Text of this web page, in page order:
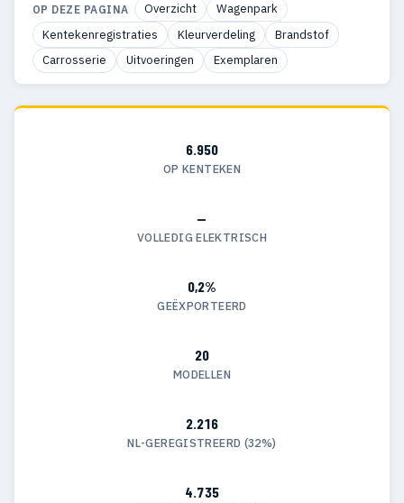
OP DEZE PAGINA Overzicht
Wagenpark
Kentekenregistraties
Kleurverdeling
Brandstof
Carrosserie
Uitvoeringen Exemplaren
6.950
OP KENTEKEN
—
VOLLEDIG ELEKTRISCH
0,2%
GEËXPORTEERD
20
MODELLEN
2.216
NL-GEREGISTREERD (32%)
4.735